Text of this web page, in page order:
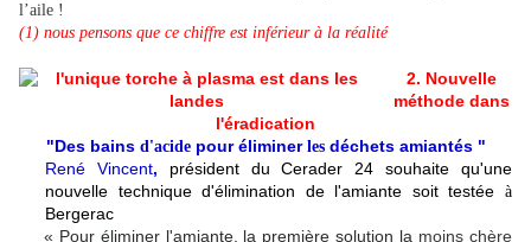
l’aile !
(1) nous pensons que ce chiffre est inférieur à la réalité
2. Nouvelle
méthode dans
l'éradication
"Des bains d'acide pouréliminer les déchets amiantés "
René Vincent, président du Cerader 24 souhaite qu'une
nouvelle technique d'élimination de l'amiante soit testée à
Bergerac
« Pour éliminer l'amiante, la première solution la moins chère